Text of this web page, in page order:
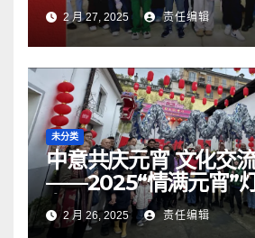
2 月 27, 2025 责任编辑
未分类
中意共庆元宵 文化交
——2025“情满元宵”
办2 月 26, 2025 责任编辑